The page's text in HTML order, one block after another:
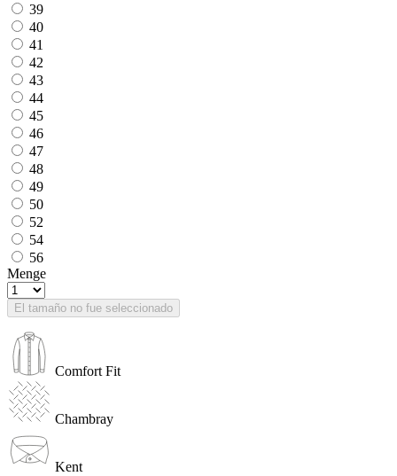
39
40
41
42
43
44
45
46
47
48
49
50
52
54
56
Menge
El tamaño no fue seleccionado
Comfort Fit
Chambray
Kent